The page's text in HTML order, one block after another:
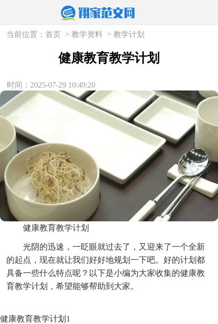
当前位置：首页 >教学资料 >教学计划
健康教育教学计划
时间：2025-07-29 10:49:20
健康教育教学计划
光阴的迅速，一眨眼就过去了，又迎来了一个全新
的起点，现在就让我们好好地规划一下吧。好的计划都
具备一些什么特点呢？以下是小编为大家收集的健康教
育教学计划，希望能够帮助到大家。
健康教育教学计划1